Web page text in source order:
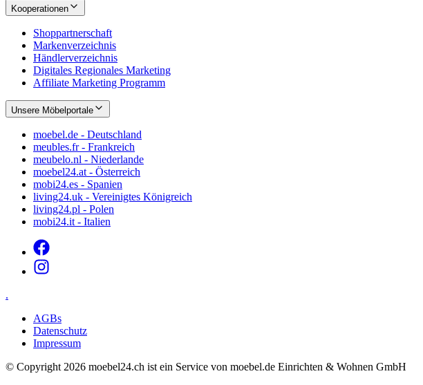
Kooperationen
Shoppartnerschaft
Markenverzeichnis
Händlerverzeichnis
Digitales Regionales Marketing
Affiliate Marketing Programm
Unsere Möbelportale
moebel.de - Deutschland
meubles.fr - Frankreich
meubelo.nl - Niederlande
moebel24.at - Österreich
mobi24.es - Spanien
living24.uk - Vereinigtes Königreich
living24.pl - Polen
mobi24.it - Italien
.
AGBs
Datenschutz
Impressum
© Copyright 2026 moebel24.ch ist ein Service von moebel.de Einrichten & Wohnen GmbH